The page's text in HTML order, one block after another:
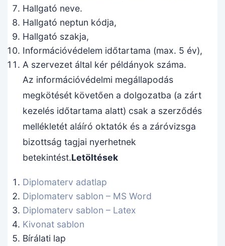
Hallgató neve.
Hallgató neptun kódja,
Hallgató szakja,
Információvédelem időtartama (max. 5 év),
A szervezet által kér példányok száma.
Az információvédelmi megállapodás
megkötését követően a dolgozatba (a zárt
kezelés időtartama alatt) csak a szerződés
mellékletét aláíró oktatók és a záróvizsga
bizottság tagjai nyerhetnek
betekintést.Letöltések
Diplomaterv adatlap
Diplomaterv sablon – MS Word
Diplomaterv sablon – Latex
Kivonat sablon
Bírálati lap